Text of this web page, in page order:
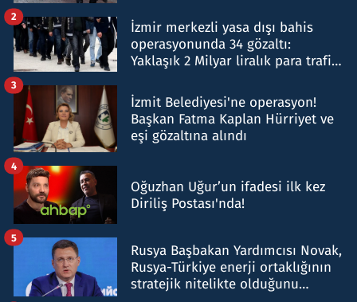
İzmir merkezli yasa dışı bahis
operasyonunda 34 gözaltı:
Yaklaşık 2 Milyar liralık para trafiği
2
İzmit Belediyesi'ne operasyon!
Başkan Fatma Kaplan Hürriyet ve
eşi gözaltına alındı
3
Oğuzhan Uğur’un ifadesi ilk kez
Diriliş Postası'nda!
4
Rusya Başbakan Yardımcısı Novak,
Rusya-Türkiye enerji ortaklığının
stratejik nitelikte olduğunu
5